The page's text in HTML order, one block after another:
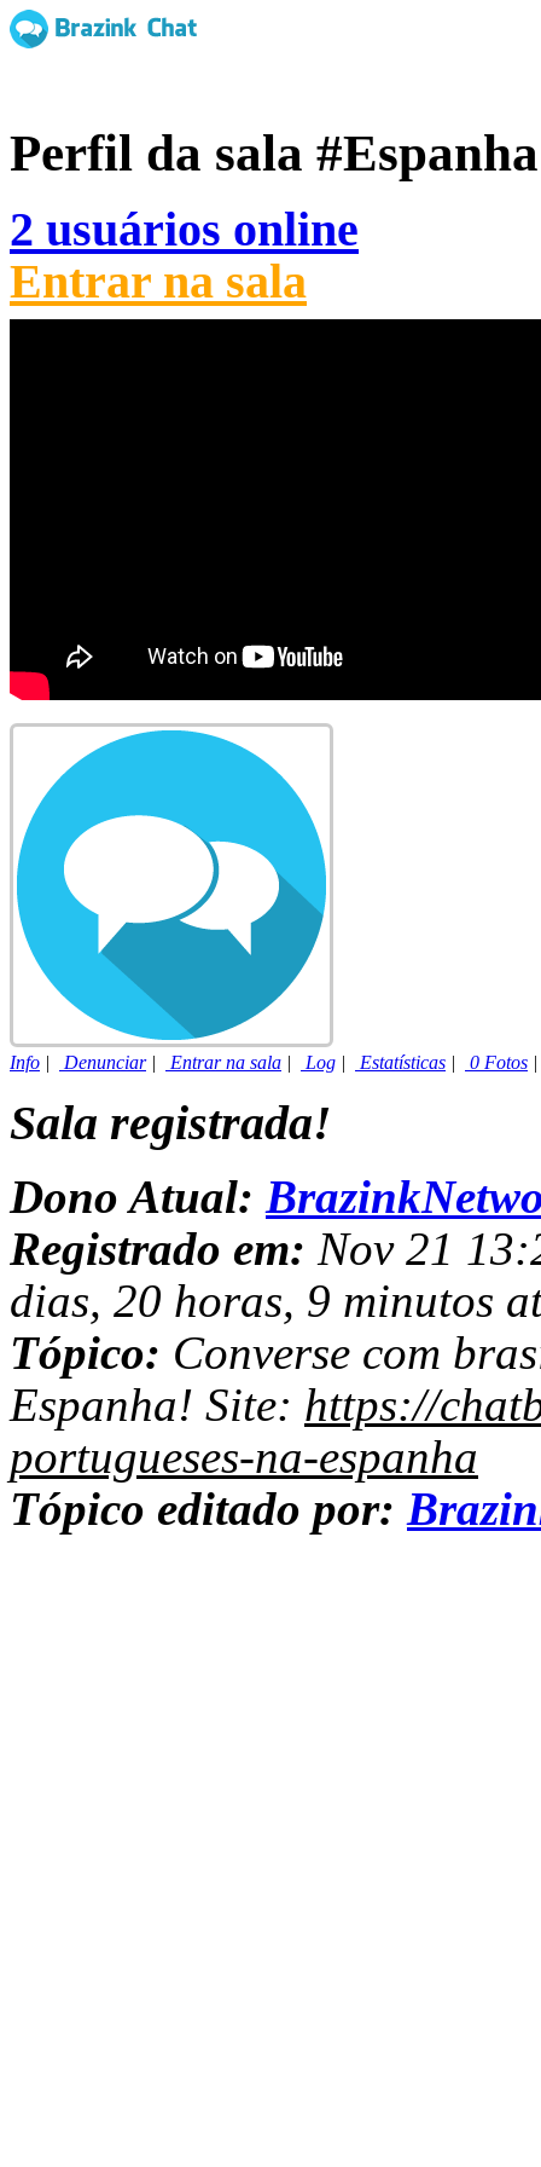
Perfil da sala #Espanha
2 usuários online
Entrar na sala
Info | Denunciar| Entrar na sala | Log | Estatísticas | 0 Fotos
Sala registrada!
Dono Atual:
Registrado em: Nov 21
dias, 20 horas, 9 minutos
Tópico: Converse com
Espanha! Site: https://
portugueses-na-espanha
Tópico editado por: